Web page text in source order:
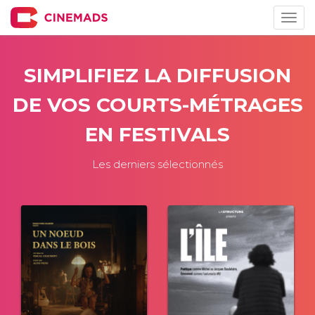
SIMPLIFIEZ LA DIFFUSION
DE VOS COURTS-MÉTRAGES
EN FESTIVALS
Les derniers sélectionnés